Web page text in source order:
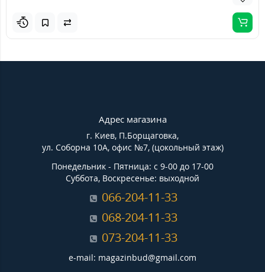
Адрес магазина
г. Киев, П.Борщаговка,
ул. Соборна 10А, офис №7, (цокольный этаж)
Понедельник - Пятница: с 9-00 до 17-00
Суббота, Воскресенье: выходной
066-204-11-33
068-204-11-33
073-204-11-33
e-mail: magazinbud@gmail.com